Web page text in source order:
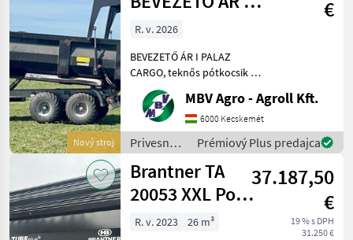
Nový stroj
PALAZ CARGO,
teknős
pótkocsik I 1
€
R. v. 2026
BEVEZETŐ ÁR I PALAZ
CARGO, teknős pótkocsik I
12-18T I 2 tengely Ha PALAZ
akkor kizárólag az MBV
AGRO! Vásároljon
közvetlenül az importőrtől,
a régió legnagyobb PA
MBV Agro - Agroll Kft.
6000 Kecskemét
Privesné
vozíky /
Sonstige
Prémiový Plus predajca
Brantner TA
20053 XXL Power
Push+
37.187,50
€
19 % s DPH
31.250 €
R. v. 2023
26 m³